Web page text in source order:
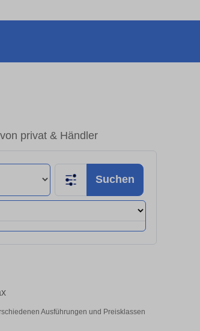
privat & Händler
Suchen
Ausführungen und Preisklassen